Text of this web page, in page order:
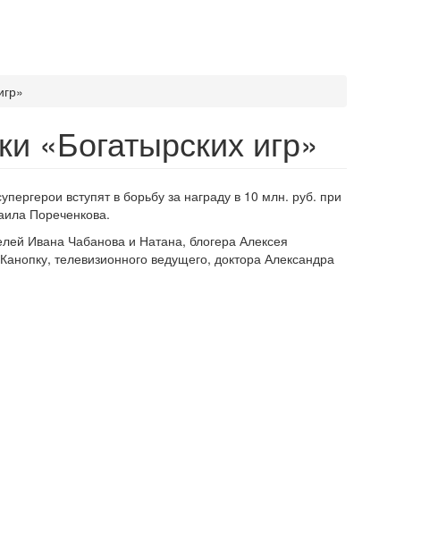
«Богатырских игр»
вступят в борьбу за награду в 10 млн. руб. при
Пореченкова.
Ивана Чабанова и Натана, блогера Алексея
телевизионного ведущего, доктора Александра